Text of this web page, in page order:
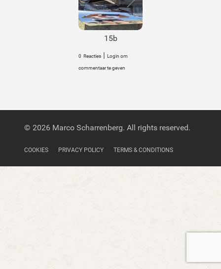
15b
0 Reacties | Login om
commentaar te geven
© 2026 Marco Scharrenberg. All rights reserved.
COOKIES PRIVACY POLICY TERMS & CONDITIONS